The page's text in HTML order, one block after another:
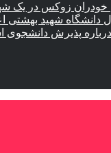
خودران زوکس در یک
دانشگاه شهید بهشتی
پذیرش دانشجوی